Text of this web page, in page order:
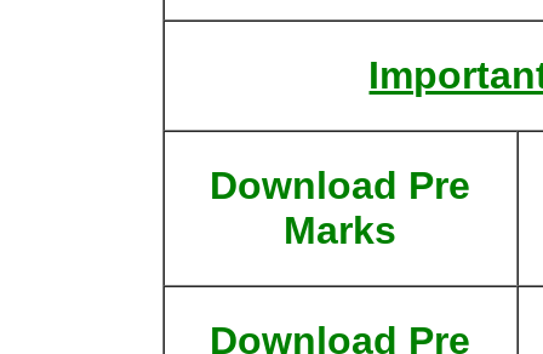
Download Pre
Marks
Download Pre